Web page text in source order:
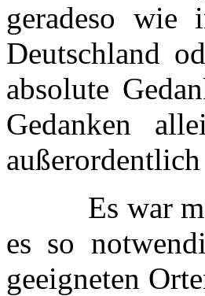
geradeso wie
Deutschland
absolute
Gedanken
Es war mein
es so
geeigneten